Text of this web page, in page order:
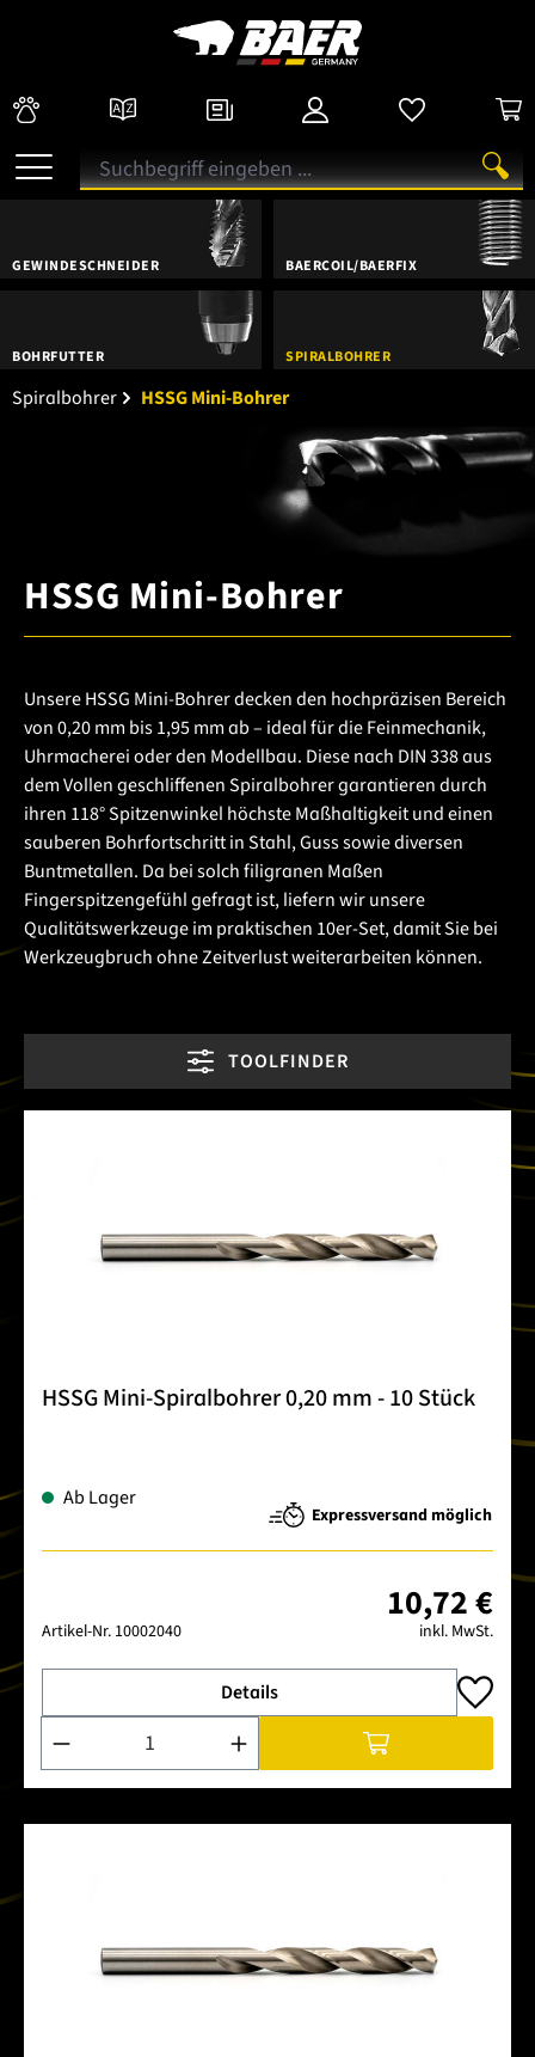
GEWINDESCHNEIDER BAERCOIL/BAERFIX
BOHRFUTTER SPIRALBOHRER
Spiralbohrer HSSG Mini-Bohrer
HSSG Mini-Bohrer
Unsere HSSG Mini-Bohrer decken den hochpräzisen Bereich
von 0,20 mm bis 1,95 mm ab – ideal für die Feinmechanik,
Uhrmacherei oder den Modellbau. Diese nach DIN 338 aus
dem Vollen geschliffenen Spiralbohrer garantieren durch
ihren 118° Spitzenwinkel höchste Maßhaltigkeit und einen
sauberen Bohrfortschritt in Stahl, Guss sowie diversen
Buntmetallen. Da bei solch filigranen Maßen
Fingerspitzengefühl gefragt ist, liefern wir unsere
Qualitätswerkzeuge im praktischen 10er-Set, damit Sie bei
Werkzeugbruch ohne Zeitverlust weiterarbeiten können.
TOOLFINDER
HSSG Mini-Spiralbohrer 0,20 mm - 10 Stück
Ab Lager
Expressversand möglich
Artikel-Nr. 10002040
10,72 €
inkl. MwSt.
Details
Produkt Anzahl: Gib den gewünschten Wert ein oder